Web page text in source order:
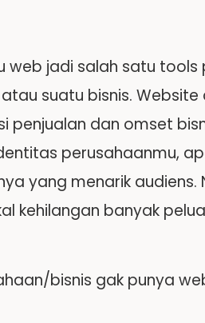
web jadi salah satu tools
suatu bisnis.
penjualan dan omset
perusahaanmu,
yang menarik audiens.
kehilangan banyak
bisnis gak punya